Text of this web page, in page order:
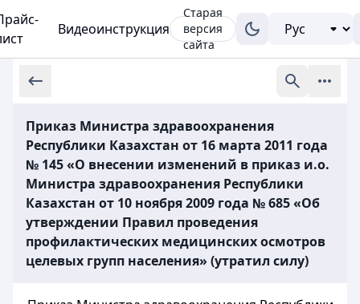
Видеоинструкция
Старая
версия
сайта
Приказ Министра здравоохранения
Республики Казахстан от 16 марта 2011 года
№ 145 «О внесении изменений в приказ и.о.
Министра здравоохранения Республики
Казахстан от 10 ноября 2009 года № 685 «Об
утверждении Правил проведения
профилактических медицинских осмотров
целевых групп населения» (утратил силу)